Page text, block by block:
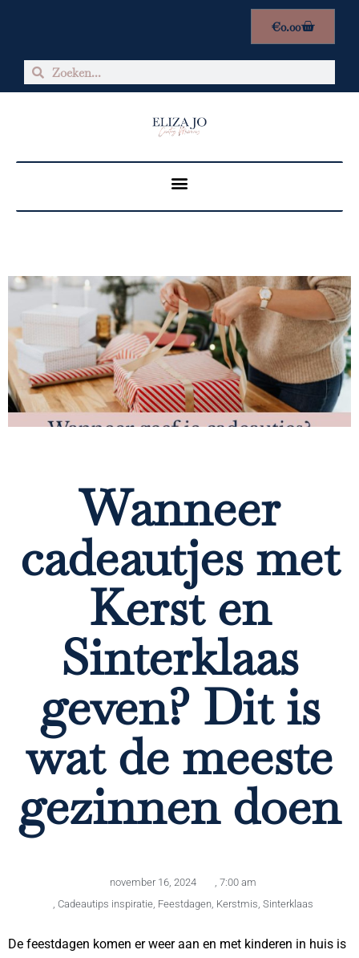
€0.00
Wanneer
cadeautjes met
Kerst en
Sinterklaas
geven? Dit is
wat de meeste
gezinnen doen
november 16, 2024 , 7:00 am
, Cadeautips inspiratie, Feestdagen, Kerstmis, Sinterklaas
De feestdagen komen er weer aan en met kinderen in huis is